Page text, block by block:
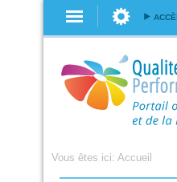
Vous êtes ici: Accueil